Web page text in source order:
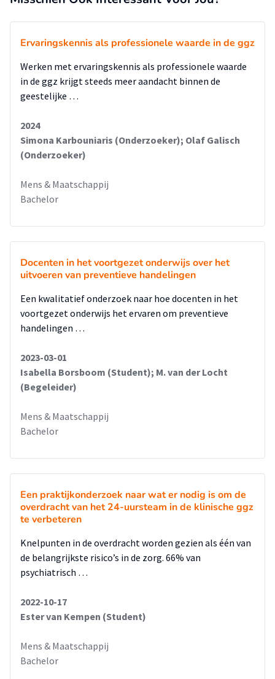
Ervaringskennis als professionele waarde in de ggz
Werken met ervaringskennis als professionele waarde
in de ggz krijgt steeds meer aandacht binnen de
geestelijke …
2024
Simona Karbouniaris (Onderzoeker); Olaf Galisch
(Onderzoeker)
Mens & Maatschappij
Bachelor
Docenten in het voortgezet onderwijs over het
uitvoeren van preventieve handelingen
Een kwalitatief onderzoek naar hoe docenten in het
voortgezet onderwijs het ervaren om preventieve
handelingen …
2023-03-01
Isabella Borsboom (Student); M. van der Locht
(Begeleider)
Mens & Maatschappij
Bachelor
Een praktijkonderzoek naar wat er nodig is om de
overdracht van het 24-uursteam in de klinische ggz
te verbeteren
Knelpunten in de overdracht worden gezien als één van
de belangrijkste risico’s in de zorg. 66% van
psychiatrisch …
2022-10-17
Ester van Kempen (Student)
Mens & Maatschappij
Bachelor